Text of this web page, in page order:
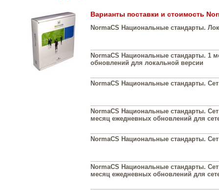
Варианты поставки и стоимость
NormaCS Национальные стандарты.
NormaCS Национальные стандарты. 1
обновлений для локальной версии
NormaCS Национальные стандарты.
NormaCS Национальные стандарты.
месяц ежедневных обновлений для
NormaCS Национальные стандарты.
NormaCS Национальные стандарты.
месяц ежедневных обновлений для